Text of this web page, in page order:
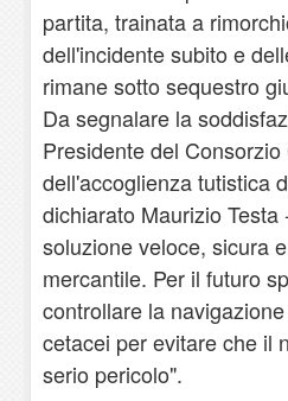
partita, trainata a
dell'incidente subito e
rimane sotto sequestro
Da segnalare la
Presidente del
dell'accoglienza tutistica
dichiarato Maurizio
soluzione veloce, sicura
mercantile. Per il futuro
controllare la
cetacei per evitare che il
serio pericolo".